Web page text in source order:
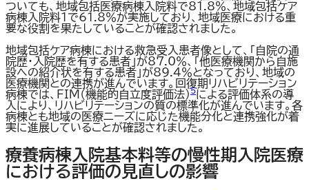
ついても、地域包括医療病棟入院料で81.8％、地域包括ケア
病棟入院料1で61.8％が実施しており、地域医療における重
要な役割を果たしていることが確認されました。
地域包括ケア病棟における救急受入患者像として、「自院の通
院歴・入院歴を有する患者」が87.0％、「他医療機関から自施
設への紹介状を有する患者」が89.4％となっており、地域の
医療機関との連携が進んでいます。回復期リハビリテーション
病棟では、FIM（機能的自立度評価法）5による評価体系の導
入により、リハビリテーションの質の標準化が進んでいます。各
病棟とも地域の医療ニーズに応じた機能分化と連携強化が着
実に進展していることが確認されました。
療養病棟入院基本料等の慢性期入院医療
における評価の見直しの影響